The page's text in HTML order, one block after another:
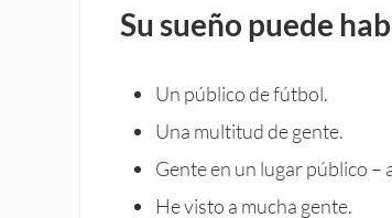
Su sueño puede
Un público de fútbol.
Una multitud de gente.
Gente en un lugar público
He visto a mucha gente.